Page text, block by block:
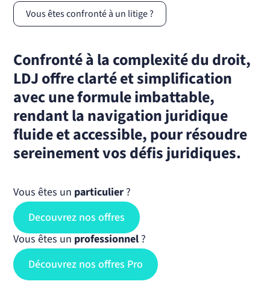
Vous êtes confronté à un litige ?
Confronté à la complexité du droit,
LDJ offre clarté et simplification
avec une formule imbattable,
rendant la navigation juridique
fluide et accessible, pour résoudre
sereinement vos défis juridiques.
Vous êtes un particulier ?
Decouvrez nos offres
Vous êtes un professionnel ?
Découvrez nos offres Pro